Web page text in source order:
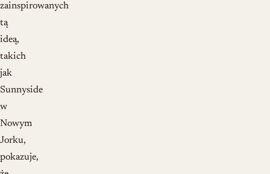
zainspirowanych
tą
ideą,
takich
jak
Sunnyside
w
Nowym
Jorku,
pokazuje,